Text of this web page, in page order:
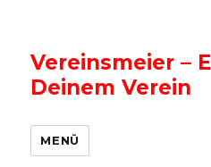
Vereinsmeier –
Deinem Verein
MENÜ